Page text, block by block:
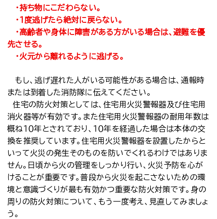
・持ち物にこだわらない。
・１度逃げたら絶対に戻らない。
・高齢者や身体に障害がある方がいる場合は、避難を優
先させる。
・火元から離れるように逃げる。
もし、逃げ遅れた人がいる可能性がある場合は、通報時
または到着した消防隊に伝えてください。
住宅の防火対策としては、住宅用火災警報器及び住宅用
消火器等が有効です。また住宅用火災警報器の耐用年数は
概ね１０年とされており、１０年を経過した場合は本体の交
換を推奨しています。住宅用火災警報器を設置したからと
いって火災の発生そのものを防いでくれるわけではありま
せん。日頃から火の管理をしっかり行い、火災予防を心が
けることが重要です。普段から火災を起こさないための環
境と意識づくりが最も有効かつ重要な防火対策です。身の
周りの防火対策について、もう一度考え、見直してみましょ
う。